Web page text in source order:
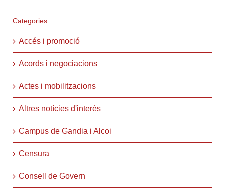
Categories
Accés i promoció
Acords i negociacions
Actes i mobilitzacions
Altres notícies d'interés
Campus de Gandia i Alcoi
Censura
Consell de Govern